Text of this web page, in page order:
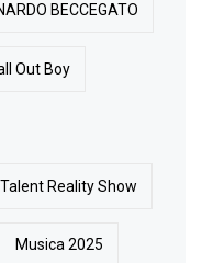
BECCEGATO
Out Boy
Reality Show
Musica 2025